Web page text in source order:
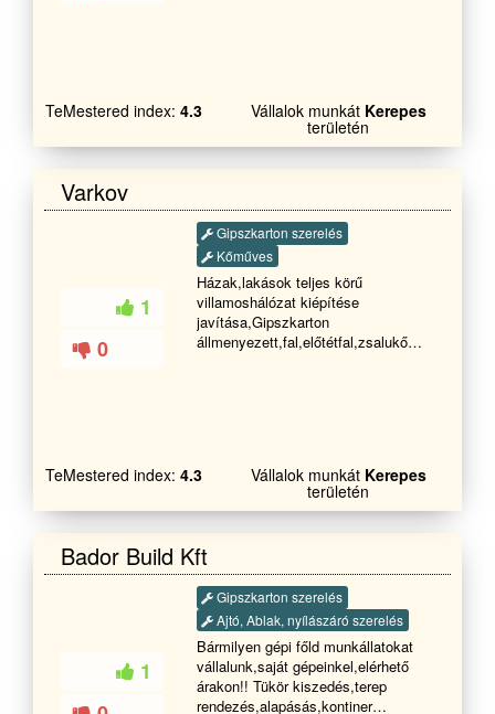
lakásfelújítás belső hőszigetelést, (
Panel és társasházban egyaránt) ,!!
Családi házak vagy földszini lakás,
garázsok,lépcsőházak,raktárépületek
falai vizesek,áznak!? Salétromos
kivirágzás jelenik meg a felületen,!?
Málló vakolat alakul ki???
Penészesednek a falak,dohos lessz
a helyiség és salétromos
falak..Végleges megoldást nyújthat
az utólagos falszigetelés,injektálás.
munkát vállalok, Precíz,igényes és
tiszta,gyors és szakszerű
munkavégzés hívjon bizalommal!!
TeMestered index: 4.3 Vállalok munkát Kerepes
területén
Varkov
1
0
Gipszkarton szerelés
Kőműves
Házak,lakások teljes körű
villamoshálózat kiépítése
javítása,Gipszkarton
állmenyezett,fal,előtétfal,zsalukő
TeMestered index: 4.3 Vállalok munkát Kerepes
területén
Bador Build Kft
1
Gipszkarton szerelés
Ajtó, Ablak, nyílászáró szerelés
Bármilyen gépi főld munkállatokat
vállalunk,saját gépeinkel,elérhető
árakon!! Tükör kiszedés,terep
rendezés,alapásás,kontiner